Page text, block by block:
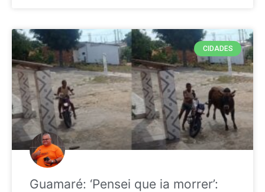
CIDADES
Guamaré: ‘Pensei que ia morrer’: